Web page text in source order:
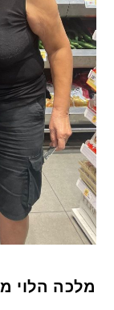
מלכה הלוי